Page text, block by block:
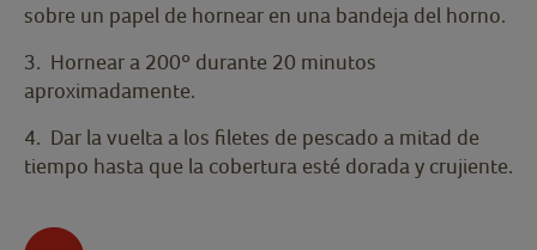
sobre un papel de hornear en una bandeja del horno.
3. Hornear a 200º durante 20 minutos
aproximadamente.
4. Dar la vuelta a los filetes de pescado a mitad de
tiempo hasta que la cobertura esté dorada y crujiente.